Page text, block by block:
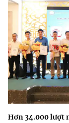
Hơn 34.000 lượt